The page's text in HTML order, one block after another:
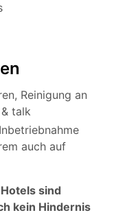
Reinigung an
talk
auch auf
sind
kein Hindernis